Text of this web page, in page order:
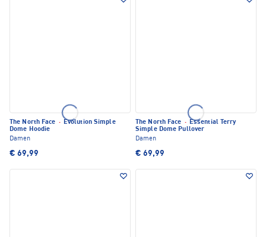
The North Face · Evolution Simple
Dome Hoodie
Damen
€ 69,99
The North Face · Essential Terry
Simple Dome Pullover
Damen
€ 69,99